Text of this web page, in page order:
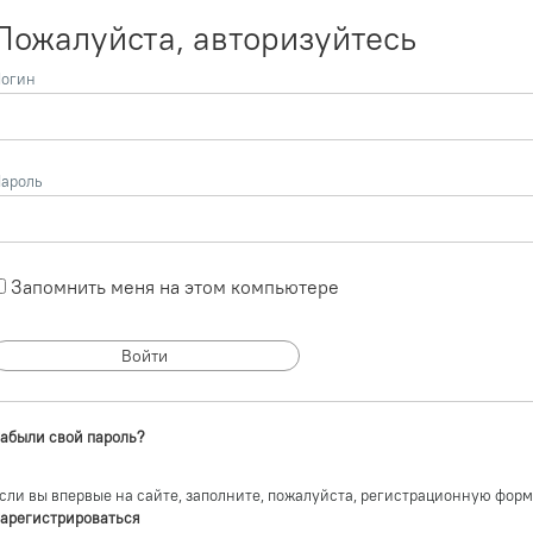
авторизуйтесь
Запомнить меня на этом компьютере
свой пароль?
вы впервые на сайте, заполните, пожалуйста, регистрационную